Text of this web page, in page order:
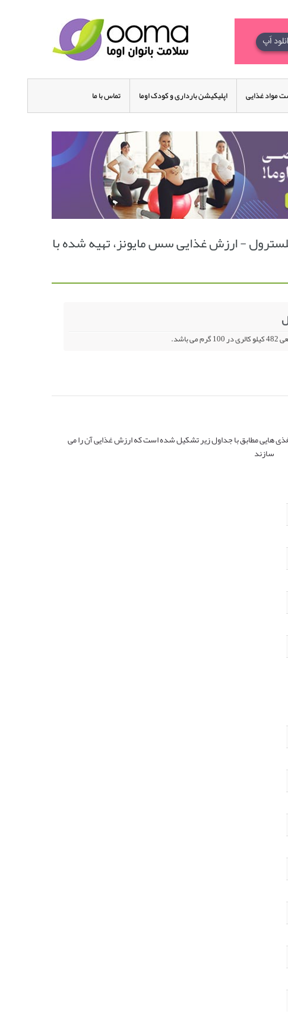
مواد غذایی اپلیکیشن بارداری و کودک اوما تماس با ما
- ارزش غذایی سس مایونز، تهیه شده با
هایی مطابق با جداول زیر تشکیل شده است که ارزش غذایی آن را می
سازند